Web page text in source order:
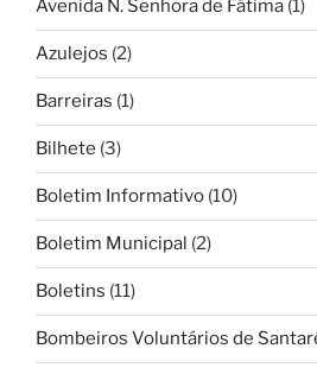
Avenida N. Senhora de Fátima (1)
Azulejos (2)
Barreiras (1)
Bilhete (3)
Boletim Informativo (10)
Boletim Municipal (2)
Boletins (11)
Bombeiros Voluntários de